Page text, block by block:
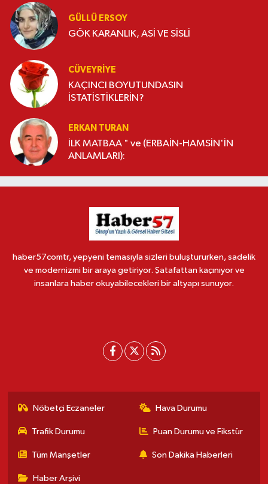
GÜLLÜ ERSOY
GÖK KARANLIK, ASİ VE SİSLİ
CÜVEYRIYE
KAÇINCI BOYUTUNDASIN
İSTATİSTİKLERİN?
ERKAN TURAN
İLK MATBAA " ve (ERBAİN-HAMSİN'İN
ANLAMLARI):
haber57comtr, yepyeni temasıyla sizleri buluştururken, sadelik
ve modernizmi bir araya getiriyor. Şatafattan kaçınıyor ve
insanlara haber okuyabilecekleri bir altyapı sunuyor.
Nöbetçi Eczaneler Hava Durumu
Trafik Durumu Puan Durumu ve Fikstür
Tüm Manşetler Son Dakika Haberleri
Haber Arşivi